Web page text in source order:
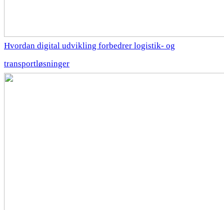
Hvordan digital udvikling forbedrer logistik- og
transportløsninger